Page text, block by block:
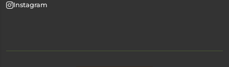
Instagram